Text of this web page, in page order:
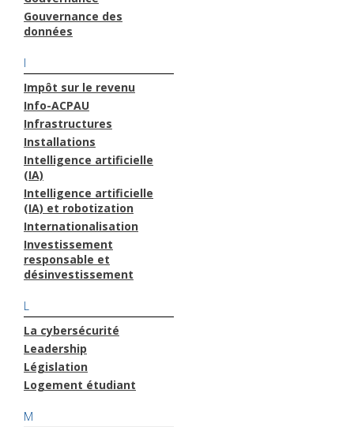
Gouvernance des
données
I
Impôt sur le revenu
Info-ACPAU
Infrastructures
Installations
Intelligence artificielle
(IA)
Intelligence artificielle
(IA) et robotization
Internationalisation
Investissement
responsable et
désinvestissement
L
La cybersécurité
Leadership
Législation
Logement étudiant
M